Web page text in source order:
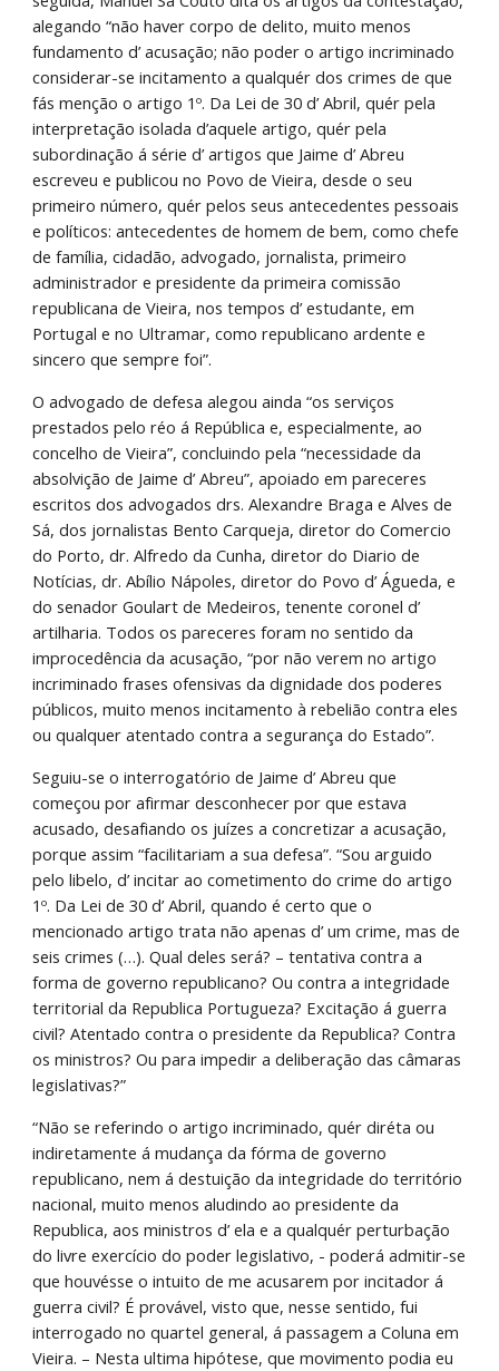
alegando “não haver corpo de delito, muito menos
fundamento d’ acusação; não poder o artigo incriminado
considerar-se incitamento a qualquér dos crimes de que
fás menção o artigo 1º. Da Lei de 30 d’ Abril, quér pela
interpretação isolada d’aquele artigo, quér pela
subordinação á série d’ artigos que Jaime d’ Abreu
escreveu e publicou no Povo de Vieira, desde o seu
primeiro número, quér pelos seus antecedentes pessoais
e políticos: antecedentes de homem de bem, como chefe
de família, cidadão, advogado, jornalista, primeiro
administrador e presidente da primeira comissão
republicana de Vieira, nos tempos d’ estudante, em
Portugal e no Ultramar, como republicano ardente e
sincero que sempre foi”.
O advogado de defesa alegou ainda “os serviços
prestados pelo réo á República e, especialmente, ao
concelho de Vieira”, concluindo pela “necessidade da
absolvição de Jaime d’ Abreu”, apoiado em pareceres
escritos dos advogados drs. Alexandre Braga e Alves de
Sá, dos jornalistas Bento Carqueja, diretor do Comercio
do Porto, dr. Alfredo da Cunha, diretor do Diario de
Notícias, dr. Abílio Nápoles, diretor do Povo d’ Águeda, e
do senador Goulart de Medeiros, tenente coronel d’
artilharia. Todos os pareceres foram no sentido da
improcedência da acusação, “por não verem no artigo
incriminado frases ofensivas da dignidade dos poderes
públicos, muito menos incitamento à rebelião contra eles
ou qualquer atentado contra a segurança do Estado”.
Seguiu-se o interrogatório de Jaime d’ Abreu que
começou por afirmar desconhecer por que estava
acusado, desafiando os juízes a concretizar a acusação,
porque assim “facilitariam a sua defesa”. “Sou arguido
pelo libelo, d’ incitar ao cometimento do crime do artigo
1º. Da Lei de 30 d’ Abril, quando é certo que o
mencionado artigo trata não apenas d’ um crime, mas de
seis crimes (…). Qual deles será? – tentativa contra a
forma de governo republicano? Ou contra a integridade
territorial da Republica Portugueza? Excitação á guerra
civil? Atentado contra o presidente da Republica? Contra
os ministros? Ou para impedir a deliberação das câmaras
legislativas?”
“Não se referindo o artigo incriminado, quér diréta ou
indiretamente á mudança da fórma de governo
republicano, nem á destuição da integridade do território
nacional, muito menos aludindo ao presidente da
Republica, aos ministros d’ ela e a qualquér perturbação
do livre exercício do poder legislativo, - poderá admitir-se
que houvésse o intuito de me acusarem por incitador á
guerra civil? É provável, visto que, nesse sentido, fui
interrogado no quartel general, á passagem a Coluna em
Vieira. – Nesta ultima hipótese, que movimento podia eu